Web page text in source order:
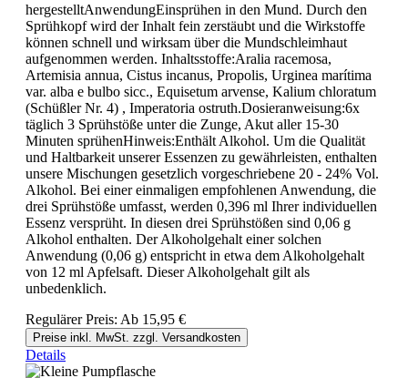
hergestelltAnwendungEinsprühen in den Mund. Durch den
Sprühkopf wird der Inhalt fein zerstäubt und die Wirkstoffe
können schnell und wirksam über die Mundschleimhaut
aufgenommen werden. Inhaltsstoffe:Aralia racemosa,
Artemisia annua, Cistus incanus, Propolis, Urginea marítima
var. alba e bulbo sicc., Equisetum arvense, Kalium chloratum
(Schüßler Nr. 4) , Imperatoria ostruth.Dosieranweisung:6x
täglich 3 Sprühstöße unter die Zunge, Akut aller 15-30
Minuten sprühenHinweis:Enthält Alkohol. Um die Qualität
und Haltbarkeit unserer Essenzen zu gewährleisten, enthalten
unsere Mischungen gesetzlich vorgeschriebene 20 - 24% Vol.
Alkohol. Bei einer einmaligen empfohlenen Anwendung, die
drei Sprühstöße umfasst, werden 0,396 ml Ihrer individuellen
Essenz versprüht. In diesen drei Sprühstößen sind 0,06 g
Alkohol enthalten. Der Alkoholgehalt einer solchen
Anwendung (0,06 g) entspricht in etwa dem Alkoholgehalt
von 12 ml Apfelsaft. Dieser Alkoholgehalt gilt als
unbedenklich.
Regulärer Preis: Ab 15,95 €
Preise inkl. MwSt. zzgl. Versandkosten
Details